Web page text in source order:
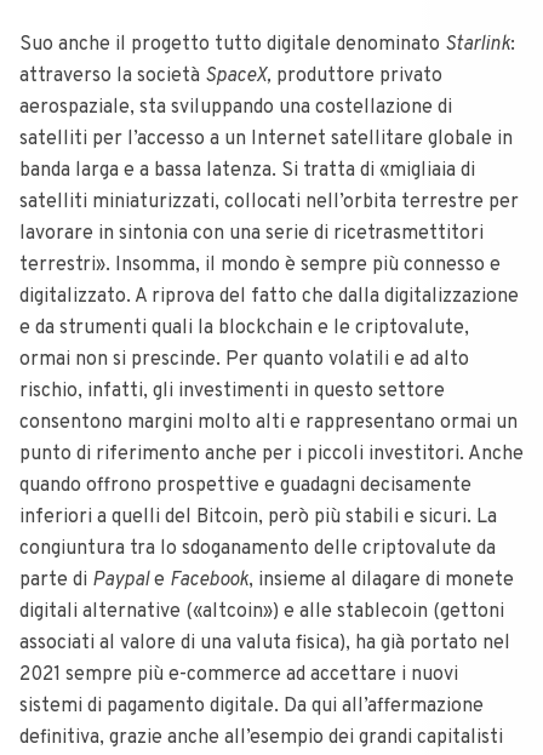
Suo anche il progetto tutto digitale denominato Starlink:
attraverso la società SpaceX, produttore privato
aerospaziale, sta sviluppando una costellazione di
satelliti per l’accesso a un Internet satellitare globale in
banda larga e a bassa latenza. Si tratta di «migliaia di
satelliti miniaturizzati, collocati nell’orbita terrestre per
lavorare in sintonia con una serie di ricetrasmettitori
terrestri». Insomma, il mondo è sempre più connesso e
digitalizzato. A riprova del fatto che dalla digitalizzazione
e da strumenti quali la blockchain e le criptovalute,
ormai non si prescinde. Per quanto volatili e ad alto
rischio, infatti, gli investimenti in questo settore
consentono margini molto alti e rappresentano ormai un
punto di riferimento anche per i piccoli investitori. Anche
quando offrono prospettive e guadagni decisamente
inferiori a quelli del Bitcoin, però più stabili e sicuri. La
congiuntura tra lo sdoganamento delle criptovalute da
parte di Paypale Facebook, insieme al dilagare di monete
digitali alternative («altcoin») e alle stablecoin (gettoni
associati al valore di una valuta fisica), ha già portato nel
2021 sempre più e-commerce ad accettare i nuovi
sistemi di pagamento digitale. Da qui all’affermazione
definitiva, grazie anche all’esempio dei grandi capitalisti